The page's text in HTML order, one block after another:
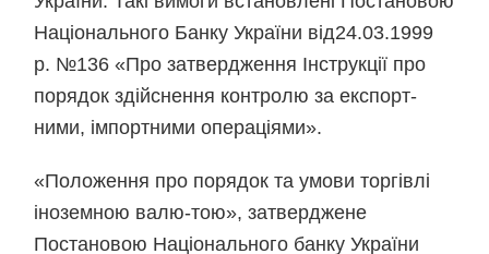
Національного Банку України від24.03.1999
р. №136 «Про затвердження Інструкції про
порядок здійснення контролю за експорт-
ними, імпортними операціями».
«Положення про порядок та умови торгівлі
іноземною валю-тою», затверджене
Постановою Національного банку України